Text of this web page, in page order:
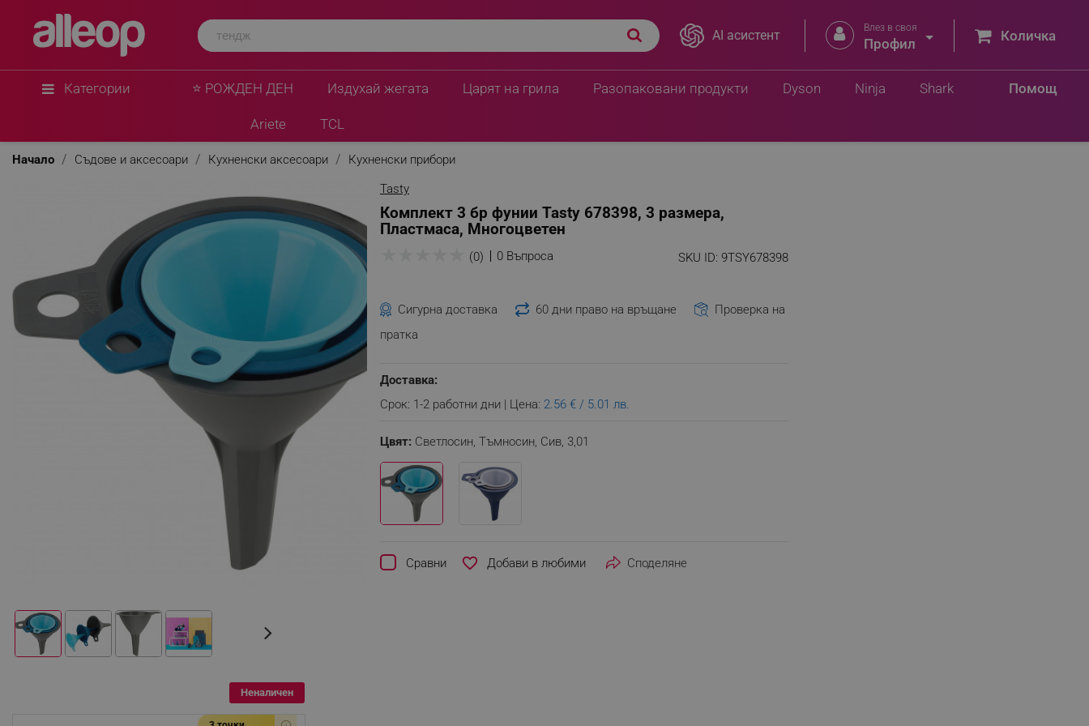
AI асистент  Влез в своя
Профил  Количка
Категории ⭐ РОЖДЕН ДЕН Издухай жегата Царят на грила Разопаковани продукти Помощ
Dyson Ninja Shark
Ariete TCL
Начало Съдове и аксесоари Кухненски аксесоари
Кухненски прибори
Tasty
Комплект 3 бр фунии Tasty 678398, 3 размера,
Пластмаса, Многоцветен
SKU ID: 9TSY678398
(0) 0 Въпроса
Сигурна доставка 60 дни право на връщане
Проверка на
пратка
Доставка:
Срок: 1-2 работни дни | Цена: 2.56 € / 5.01 лв.
Цвят: Светлосин, Тъмносин, Сив, 3,01
Сравни favorite_border Споделяне
Неналичен